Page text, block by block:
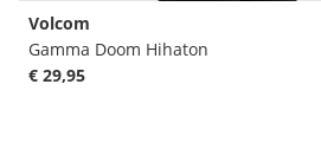
Volcom
Gamma Doom Hihaton
€ 29,95